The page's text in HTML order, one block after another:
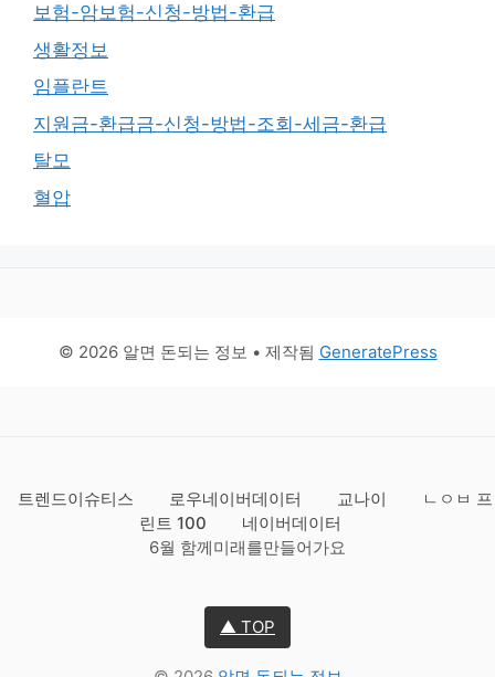
보험-암보험-신청-방법-환급
생활정보
임플란트
지원금-환급금-신청-방법-조회-세금-환급
탈모
혈압
© 2026 알면 돈되는 정보 • 제작됨 GeneratePress
트렌드이슈티스 로우네이버데이터 교나이
ㄴㅇㅂ 프
린트 100
네이버데이터
6월 함께미래를만들어가요
▲ TOP